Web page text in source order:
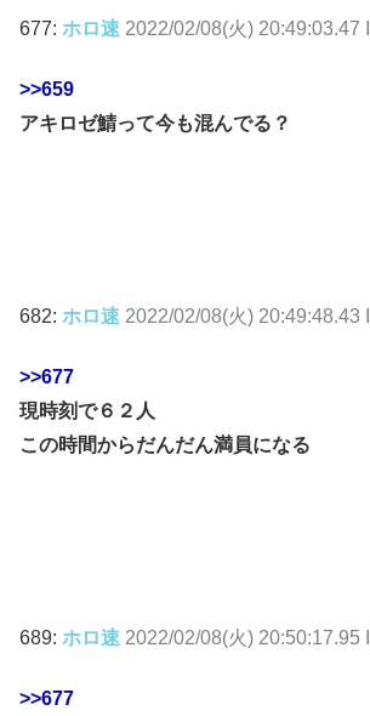
677: ホロ速 2022/02/08(火) 20:49:03.47
>>659
アキロゼ鯖って今も混んでる？
682: ホロ速 2022/02/08(火) 20:49:48.43
>>677
現時刻で６２人
この時間からだんだん満員になる
689: ホロ速 2022/02/08(火) 20:50:17.95
>>677